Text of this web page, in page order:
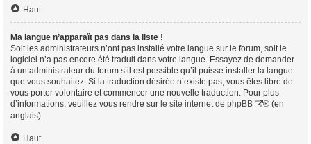
Haut
Ma langue n’apparaît pas dans la liste !
Soit les administrateurs n’ont pas installé votre langue sur le forum, soit le
logiciel n’a pas encore été traduit dans votre langue. Essayez de demander
à un administrateur du forum s’il est possible qu’il puisse installer la langue
que vous souhaitez. Si la traduction désirée n’existe pas, vous êtes libre de
vous porter volontaire et commencer une nouvelle traduction. Pour plus
d’informations, veuillez vous rendre sur le site internet de phpBB
® (en
anglais).
Haut